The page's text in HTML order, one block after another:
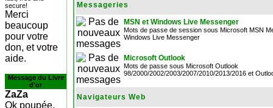
Merci
beaucoup
pour votre
don, et votre
aide.
Message du Livre
d'or
ZaZa
Ok poupée,
Messageries
MSN et Windows Live Messenger
Mots de passe de session sous Microsoft MSN
Windows Live Messenger
Microsoft Outlook
Mots de passe sous Microsoft Outlook
98/2000/2002/2003/2007/2010/2013/2016 et
Navigateurs Web